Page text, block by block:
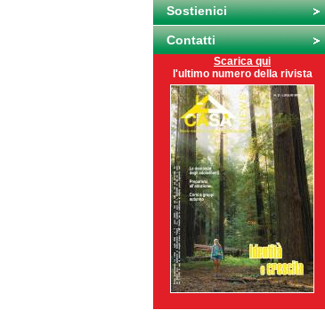
Sostienici
Contatti
Scarica qui
l'ultimo numero della rivista